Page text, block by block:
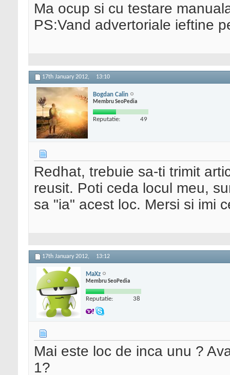
Ma ocup si cu testare
PS:Vand advertoriale ieftine
17th January 2012, 13:10
Bogdan Calin
Membru SeoPedia
Reputatie: 49
Redhat, trebuie sa-ti trimit
reusit. Poti ceda locul meu,
sa "ia" acest loc. Mersi si imi
17th January 2012, 13:12
MaXz
Membru SeoPedia
Reputatie: 38
Mai este loc de inca unu ?
1?